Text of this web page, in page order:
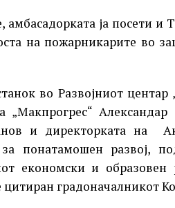
ја посети и
на пожарникарите во
во Развојниот центар
„Макпрогрес“
и директорката на
понатамошен развој,
економски и образовен
градоначалникот